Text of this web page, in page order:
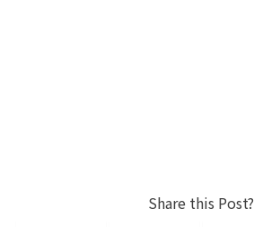
Share this Post?